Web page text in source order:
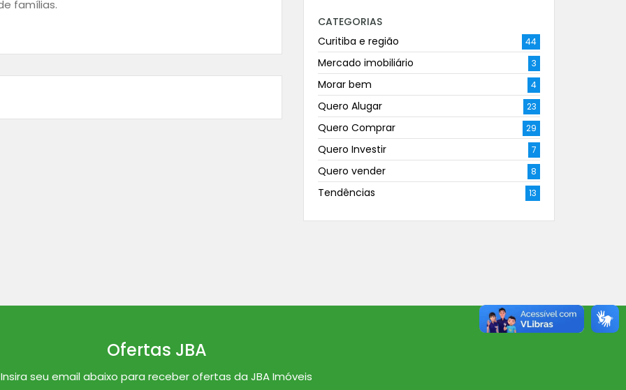
famílias.
CATEGORIAS
Curitiba e região
44
Mercado imobiliário 3
Morar bem 4
Quero Alugar 23
Quero Comprar 29
Quero Investir 7
Quero vender 8
Tendências 13
Ofertas JBA
Insira seu email abaixo para receber ofertas da JBA Imóveis